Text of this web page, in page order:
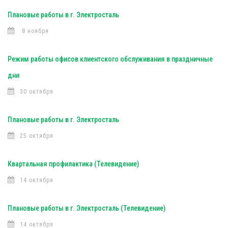
Плановые работы в г. Электросталь
8 ноября
Режим работы офисов клиентского обслуживания в праздничные
дни
30 октября
Плановые работы в г. Электросталь
25 октября
Квартальная профилактика (Телевидение)
14 октября
Плановые работы в г. Электросталь (Телевидение)
14 октября